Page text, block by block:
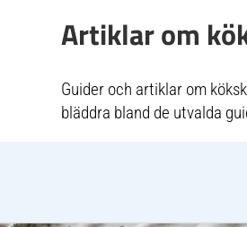
Artiklar om
Guider och artiklar om
bläddra bland de utvalda